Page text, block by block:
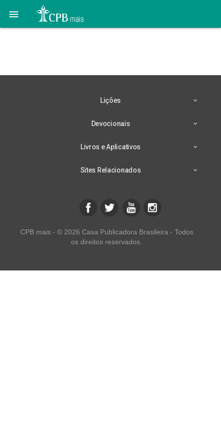

Lições
Devocionais
Livros e Aplicativos
Sites Relacionados
CPB mais - © 2026 Casa Publicadora Brasileira - Todos
os direitos reservados.